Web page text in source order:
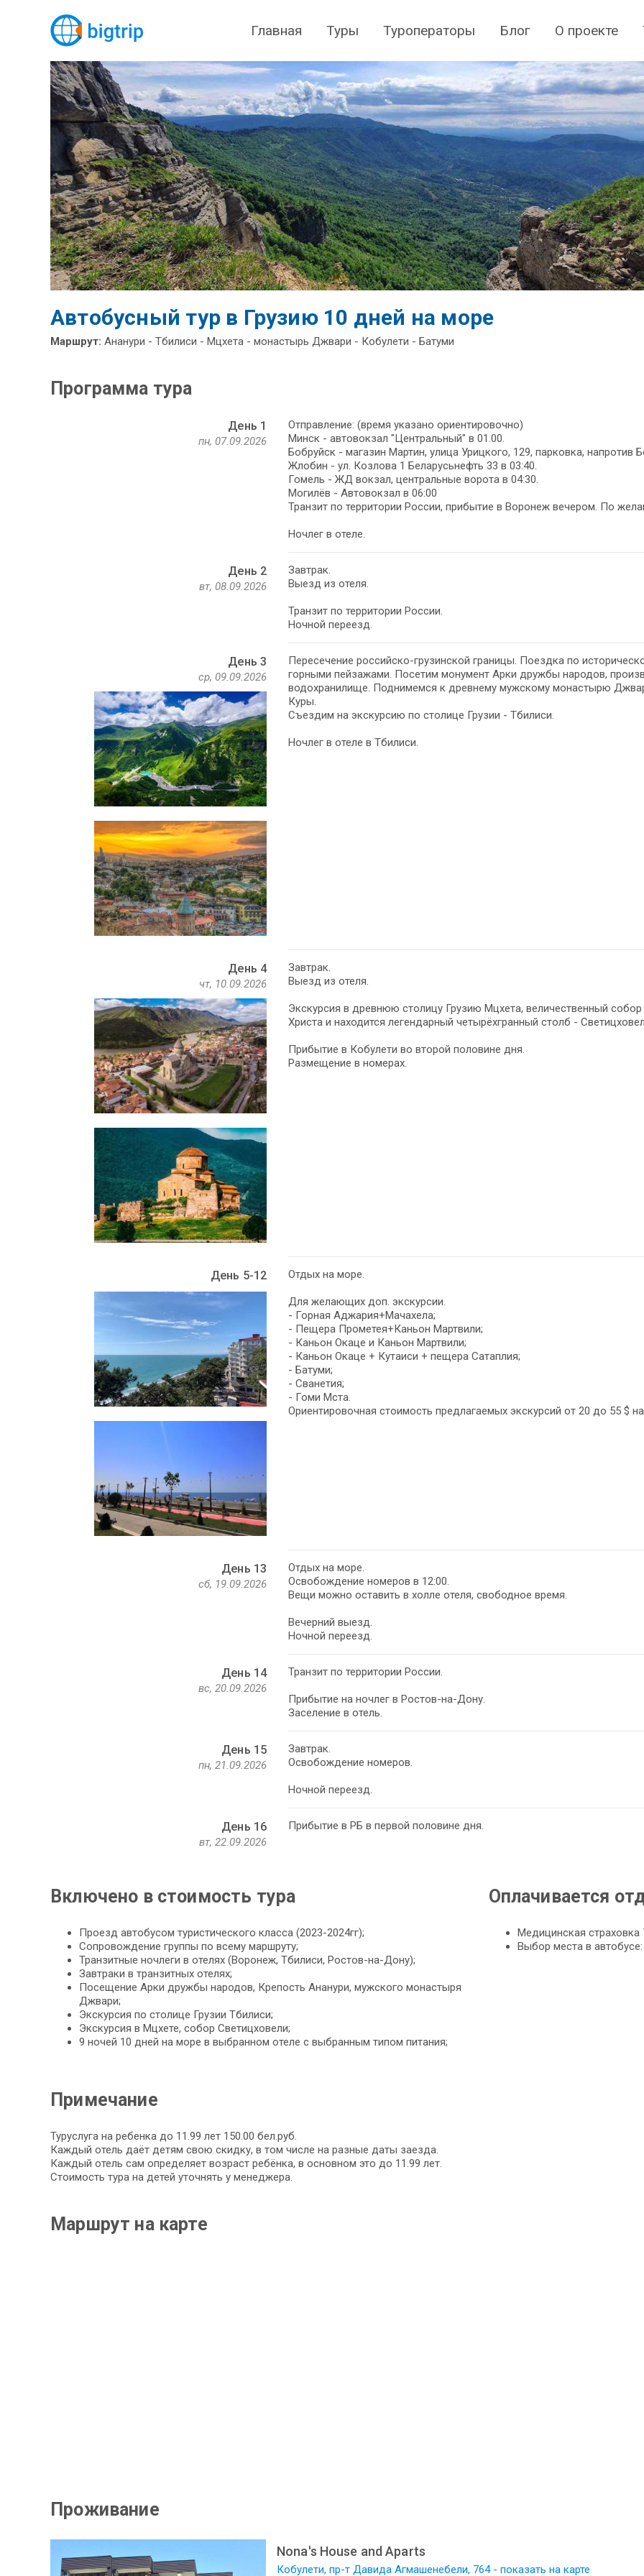
Главная Туры Туроператоры Блог О проекте
Автобусный тур в Грузию 10 дней на море
Маршрут: Ананури - Тбилиси - Мцхета - монастырь Джвари - Кобулети - Батуми
Программа тура
День 1
пн, 07.09.2026
Отправление: (время указано ориентировочно)
Минск - автовокзал "Центральный" в 01.00.
Бобруйск - магазин Мартин, улица Урицкого, 129, парковка, напротив
Жлобин - ул. Козлова 1 Беларусьнефть 33 в 03:40.
Гомель - ЖД вокзал, центральные ворота в 04:30.
Могилёв - Автовокзал в 06:00
Транзит по территории России, прибытие в Воронеж вечером. По
Ночлег в отеле.
День 2
вт, 08.09.2026
Завтрак.
Выезд из отеля.
Транзит по территории России.
Ночной переезд.
День 3
ср, 09.09.2026
Пересечение российско-грузинской границы. Поездка по
горными пейзажами. Посетим монумент Арки дружбы народов,
водохранилище. Поднимемся к древнему мужскому монастырю
Куры.
Съездим на экскурсию по столице Грузии - Тбилиси.
Ночлег в отеле в Тбилиси.
День 4
чт, 10.09.2026
Завтрак.
Выезд из отеля.
Экскурсия в древнюю столицу Грузию Мцхета, величественный
Христа и находится легендарный четырёхгранный столб -
Прибытие в Кобулети во второй половине дня.
Размещение в номерах.
День 5-12 Отдых на море.
Для желающих доп. экскурсии.
- Горная Аджария+Мачахела;
- Пещера Прометея+Каньон Мартвили;
- Каньон Окаце и Каньон Мартвили;
- Каньон Окаце + Кутаиси + пещера Сатаплия;
- Батуми;
- Cванетия;
- Гоми Мста.
Ориентировочная стоимость предлагаемых экскурсий от 20 до 55 $
День 13
сб, 19.09.2026
Отдых на море.
Освобождение номеров в 12:00.
Вещи можно оставить в холле отеля, свободное время.
Вечерний выезд.
Ночной переезд.
День 14
вс, 20.09.2026
Транзит по территории России.
Прибытие на ночлег в Ростов-на-Дону.
Заселение в отель.
День 15
пн, 21.09.2026
Завтрак.
Освобождение номеров.
Ночной переезд.
День 16
вт, 22.09.2026
Прибытие в РБ в первой половине дня.
Включено в стоимость тура
Проезд автобусом туристического класса (2023-2024гг);
Сопровождение группы по всему маршруту;
Транзитные ночлеги в отелях (Воронеж, Тбилиси, Ростов-на-Дону);
Завтраки в транзитных отелях;
Посещение Арки дружбы народов, Крепость Ананури, мужского монастыря
Джвари;
Экскурсия по столице Грузии Тбилиси;
Экскурсия в Мцхете, собор Светицховели;
9 ночей 10 дней на море в выбранном отеле с выбранным типом питания;
Оплачивается
Медицинская
Выбор места в
Примечание
Туруслуга на ребенка до 11.99 лет 150.00 бел.руб.
Каждый отель даёт детям свою скидку, в том числе на разные даты заезда.
Каждый отель сам определяет возраст ребёнка, в основном это до 11.99 лет.
Стоимость тура на детей уточнять у менеджера.
Маршрут на карте
Проживание
Nona's House and Aparts
Кобулети, пр-т Давида Агмашенебели, 764 - показать на карте